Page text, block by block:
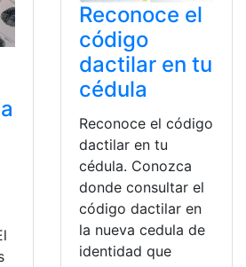
Reconoce el
código
dactilar en tu
cédula
Reconoce el código
dactilar en tu
cédula. Conozca
donde consultar el
código dactilar en
la nueva cedula de
identidad que